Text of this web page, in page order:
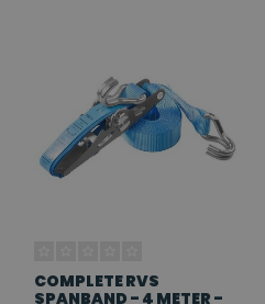
COMPLETE RVS
SPANBAND - 4 METER -